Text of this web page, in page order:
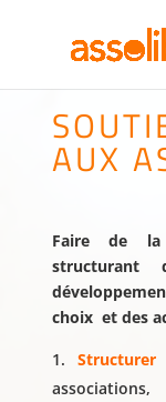
AUX
Faire de la
choix et des